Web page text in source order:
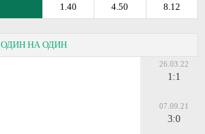
8.12
4.50
1.40
ОДИН НА ОДИН
26.03.22
1:1
07.09.21
3:0